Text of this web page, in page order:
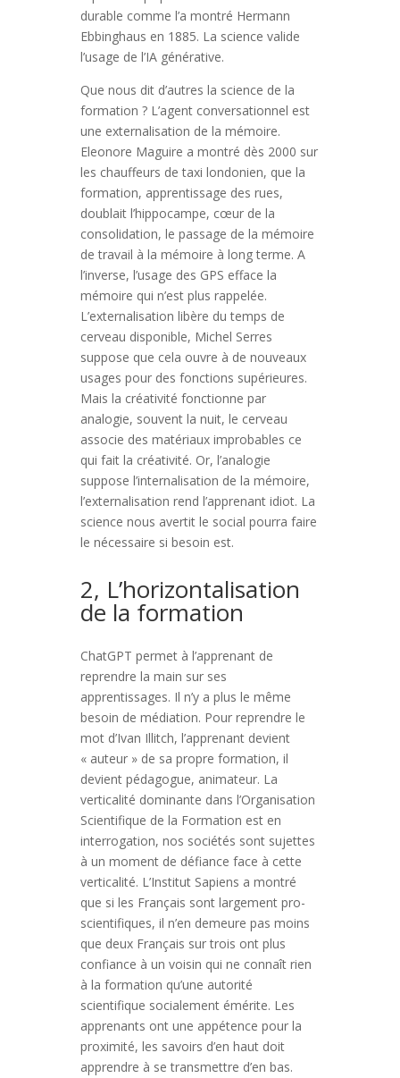
durable comme l’a montré Hermann
Ebbinghaus en 1885. La science valide
l’usage de l’IA générative.
Que nous dit d’autres la science de la
formation ? L’agent conversationnel est
une externalisation de la mémoire.
Eleonore Maguire a montré dès 2000 sur
les chauffeurs de taxi londonien, que la
formation, apprentissage des rues,
doublait l’hippocampe, cœur de la
consolidation, le passage de la mémoire
de travail à la mémoire à long terme. A
l’inverse, l’usage des GPS efface la
mémoire qui n’est plus rappelée.
L’externalisation libère du temps de
cerveau disponible, Michel Serres
suppose que cela ouvre à de nouveaux
usages pour des fonctions supérieures.
Mais la créativité fonctionne par
analogie, souvent la nuit, le cerveau
associe des matériaux improbables ce
qui fait la créativité. Or, l’analogie
suppose l’internalisation de la mémoire,
l’externalisation rend l’apprenant idiot. La
science nous avertit le social pourra faire
le nécessaire si besoin est.
2, L’horizontalisation
de la formation
ChatGPT permet à l’apprenant de
reprendre la main sur ses
apprentissages. Il n’y a plus le même
besoin de médiation. Pour reprendre le
mot d’Ivan Illitch, l’apprenant devient
« auteur » de sa propre formation, il
devient pédagogue, animateur. La
verticalité dominante dans l’Organisation
Scientifique de la Formation est en
interrogation, nos sociétés sont sujettes
à un moment de défiance face à cette
verticalité. L’Institut Sapiens a montré
que si les Français sont largement pro-
scientifiques, il n’en demeure pas moins
que deux Français sur trois ont plus
confiance à un voisin qui ne connaît rien
à la formation qu’une autorité
scientifique socialement émérite. Les
apprenants ont une appétence pour la
proximité, les savoirs d’en haut doit
apprendre à se transmettre d’en bas.